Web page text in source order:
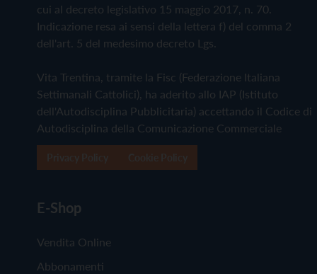
cui al decreto legislativo 15 maggio 2017, n. 70.
Indicazione resa ai sensi della lettera f) del comma 2
dell'art. 5 del medesimo decreto Lgs.
Vita Trentina, tramite la Fisc (Federazione Italiana
Settimanali Cattolici), ha aderito allo IAP (Istituto
dell'Autodisciplina Pubblicitaria) accettando il Codice di
Autodisciplina della Comunicazione Commerciale
E-Shop
Vendita Online
Abbonamenti